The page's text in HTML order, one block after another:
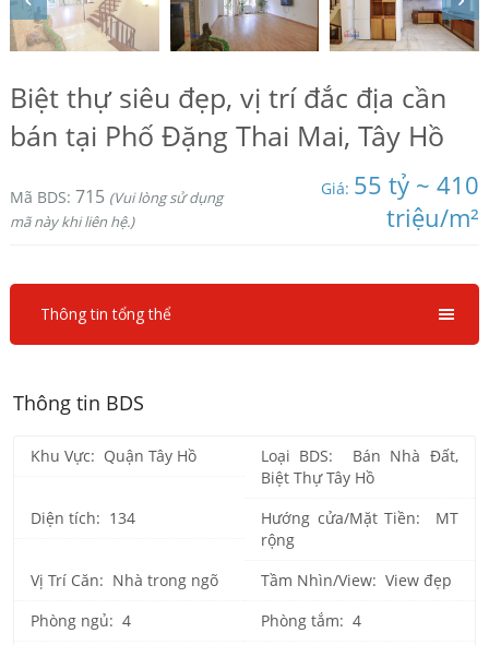
Biệt thự siêu đẹp, vị trí đắc địa cần
bán tại Phố Đặng Thai Mai, Tây Hồ
Mã BDS: 715 (Vui lòng sử dụng
mã này khi liên hệ.)
Giá: 55 tỷ ~ 410
triệu/m²
Thông tin tổng thể
Thông tin BDS
Khu Vực: Quận Tây Hồ
Loại BDS: Bán Nhà Đất,
Biệt Thự Tây Hồ
Diện tích: 134
Hướng cửa/Mặt Tiền: MT
rộng
Vị Trí Căn: Nhà trong ngõ
Tầm Nhìn/View: View đẹp
Phòng ngủ: 4
Phòng tắm: 4